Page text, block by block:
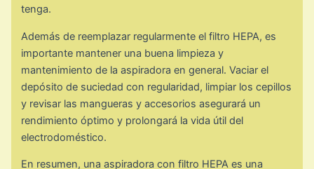
tenga.
Además de reemplazar regularmente el filtro HEPA, es
importante mantener una buena limpieza y
mantenimiento de la aspiradora en general. Vaciar el
depósito de suciedad con regularidad, limpiar los cepillos
y revisar las mangueras y accesorios asegurará un
rendimiento óptimo y prolongará la vida útil del
electrodoméstico.
En resumen, una aspiradora con filtro HEPA es una